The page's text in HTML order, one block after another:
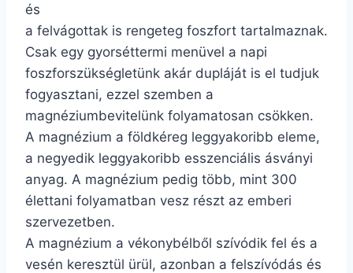
és
a felvágottak is rengeteg foszfort tartalmaznak.
Csak egy gyorséttermi menüvel a napi
foszforszükségletünk akár dupláját is el tudjuk
fogyasztani, ezzel szemben a
magnéziumbevitelünk folyamatosan csökken.
A magnézium a földkéreg leggyakoribb eleme,
a negyedik leggyakoribb esszenciális ásványi
anyag. A magnézium pedig több, mint 300
élettani folyamatban vesz részt az emberi
szervezetben.
A magnézium a vékonybélből szívódik fel és a
vesén keresztül ürül, azonban a felszívódás és